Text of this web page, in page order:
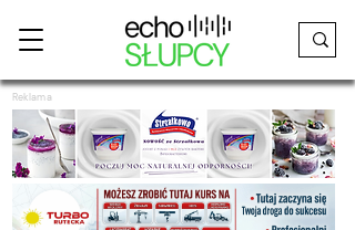
Reklama